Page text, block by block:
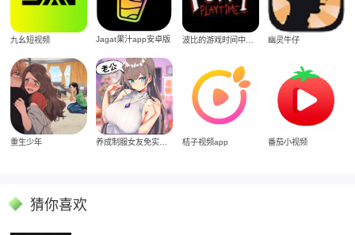
九幺短视频 Jagat果汁app安卓版 波比的游戏时间中文版 幽灵牛仔
重生少年 桔子视频app 番茄小视频
猜你喜欢